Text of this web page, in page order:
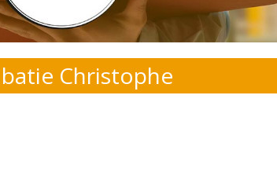
Christophe